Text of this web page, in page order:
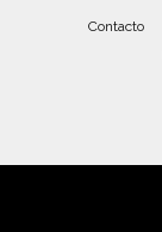
Contacto